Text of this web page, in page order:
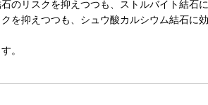
のリスクを抑えつつも、ストルバイト結
を抑えつつも、シュウ酸カルシウム結石に
。